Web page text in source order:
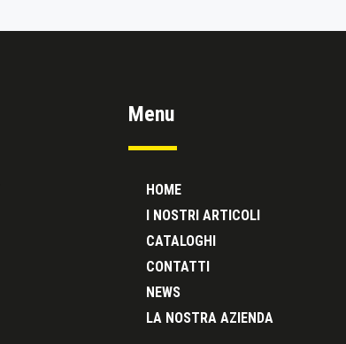
Menu
HOME
I NOSTRI ARTICOLI
CATALOGHI
CONTATTI
NEWS
LA NOSTRA AZIENDA